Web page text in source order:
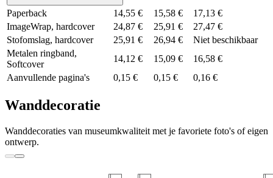
Paperback 14,55 € 15,58 €
17,13 €
ImageWrap, hardcover
24,87 € 25,91 €
27,47 €
Stofomslag, hardcover
25,91 € 26,94 €
Niet beschikbaar
Metalen ringband,
Softcover
14,12 € 15,09 €
16,58 €
Aanvullende pagina's
0,15 € 0,15 € 0,16 €
Wanddecoratie
Wanddecoraties van museumkwaliteit met je favoriete foto's of eigen
ontwerp.